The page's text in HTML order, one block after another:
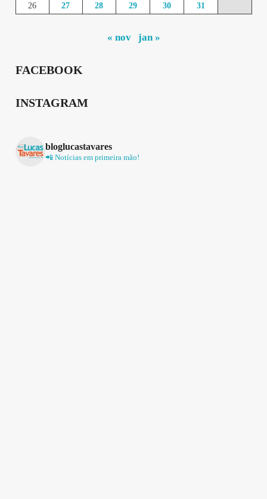
26
27 28 29 30 31
« nov jan »
FACEBOOK
INSTAGRAM
bloglucastavares
📲 Notícias em primeira mão!